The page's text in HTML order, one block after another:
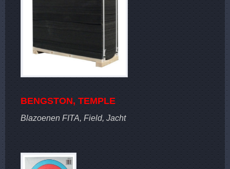
BENGSTON, TEMPLE
Blazoenen FITA, Field, Jacht